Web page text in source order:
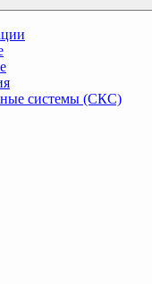
системы (СКС)